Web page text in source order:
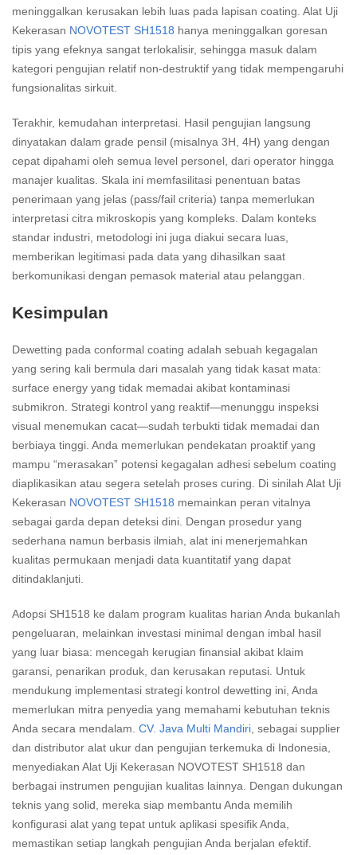
meninggalkan kerusakan lebih luas pada lapisan coating. Alat Uji
Kekerasan NOVOTEST SH1518 hanya meninggalkan goresan
tipis yang efeknya sangat terlokalisir, sehingga masuk dalam
kategori pengujian relatif non-destruktif yang tidak mempengaruhi
fungsionalitas sirkuit.
Terakhir, kemudahan interpretasi. Hasil pengujian langsung
dinyatakan dalam grade pensil (misalnya 3H, 4H) yang dengan
cepat dipahami oleh semua level personel, dari operator hingga
manajer kualitas. Skala ini memfasilitasi penentuan batas
penerimaan yang jelas (pass/fail criteria) tanpa memerlukan
interpretasi citra mikroskopis yang kompleks. Dalam konteks
standar industri, metodologi ini juga diakui secara luas,
memberikan legitimasi pada data yang dihasilkan saat
berkomunikasi dengan pemasok material atau pelanggan.
Kesimpulan
Dewetting pada conformal coating adalah sebuah kegagalan
yang sering kali bermula dari masalah yang tidak kasat mata:
surface energy yang tidak memadai akibat kontaminasi
submikron. Strategi kontrol yang reaktif—menunggu inspeksi
visual menemukan cacat—sudah terbukti tidak memadai dan
berbiaya tinggi. Anda memerlukan pendekatan proaktif yang
mampu “merasakan” potensi kegagalan adhesi sebelum coating
diaplikasikan atau segera setelah proses curing. Di sinilah Alat Uji
Kekerasan NOVOTEST SH1518 memainkan peran vitalnya
sebagai garda depan deteksi dini. Dengan prosedur yang
sederhana namun berbasis ilmiah, alat ini menerjemahkan
kualitas permukaan menjadi data kuantitatif yang dapat
ditindaklanjuti.
Adopsi SH1518 ke dalam program kualitas harian Anda bukanlah
pengeluaran, melainkan investasi minimal dengan imbal hasil
yang luar biasa: mencegah kerugian finansial akibat klaim
garansi, penarikan produk, dan kerusakan reputasi. Untuk
mendukung implementasi strategi kontrol dewetting ini, Anda
memerlukan mitra penyedia yang memahami kebutuhan teknis
Anda secara mendalam. CV. Java Multi Mandiri , sebagai supplier
dan distributor alat ukur dan pengujian terkemuka di Indonesia,
menyediakan Alat Uji Kekerasan NOVOTEST SH1518 dan
berbagai instrumen pengujian kualitas lainnya. Dengan dukungan
teknis yang solid, mereka siap membantu Anda memilih
konfigurasi alat yang tepat untuk aplikasi spesifik Anda,
memastikan setiap langkah pengujian Anda berjalan efektif.